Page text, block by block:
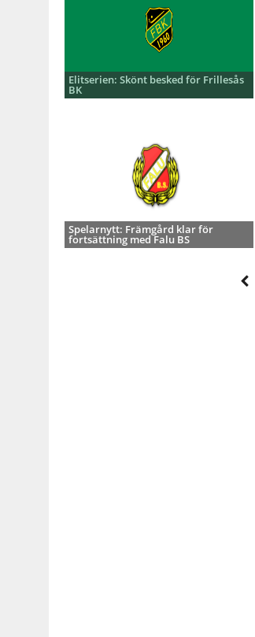
Elitserien: Skönt besked för Frillesås
BK
Spelarnytt: Främgård klar för
fortsättning med Falu BS